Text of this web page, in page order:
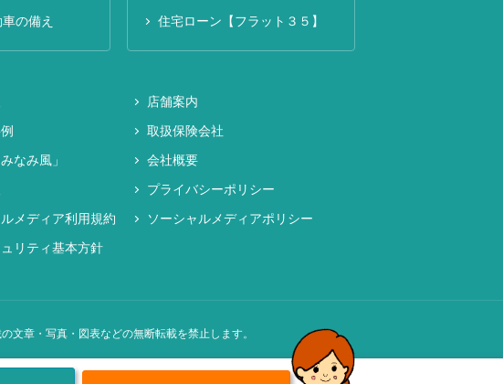
の備え 住宅ローン【フラット３５】
店舗案内
取扱保険会社
なみ風」
会社概要
プライバシーポリシー
メディア利用規約
ソーシャルメディアポリシー
リティ基本方針
文章・写真・図表などの無断転載を禁止します。